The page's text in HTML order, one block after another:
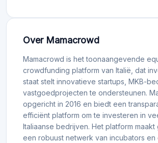
Over Mamacrowd
Mamacrowd is het toonaangevende
crowdfunding platform van Italië, dat
staat stelt innovatieve startups, MKB-
vastgoedprojecten te ondersteunen.
opgericht in 2016 en biedt een
efficiënt platform om te investeren in
Italiaanse bedrijven. Het platform maakt
een robuust netwerk van incubators en